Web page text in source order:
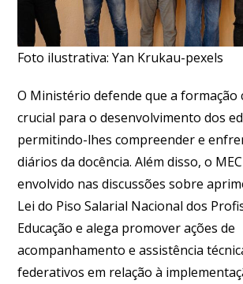
Foto ilustrativa: Yan Krukau-pexels
O Ministério defende que a formação
crucial para o desenvolvimento dos
permitindo-lhes compreender e
diários da docência. Além disso, o
envolvido nas discussões sobre
Lei do Piso Salarial Nacional dos
Educação e alega promover ações de
acompanhamento e assistência
federativos em relação à